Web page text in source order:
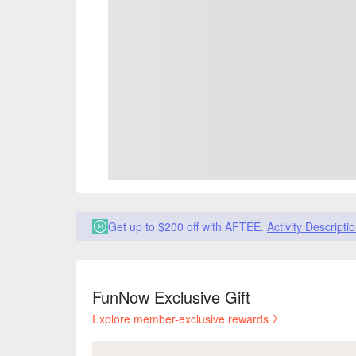
Get up to $200 off with AFTEE. Activity
FunNow Exclusive Gift
Explore member-exclusive rewards